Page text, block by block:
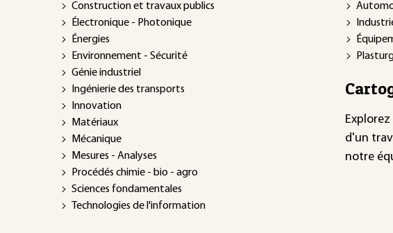
Construction et travaux publics
Électronique - Photonique
Énergies
Environnement - Sécurité
Génie industriel
Ingénierie des transports
Innovation
Matériaux
Mécanique
Mesures - Analyses
Procédés chimie - bio - agro
Sciences fondamentales
Technologies de l'information
d'un
notre